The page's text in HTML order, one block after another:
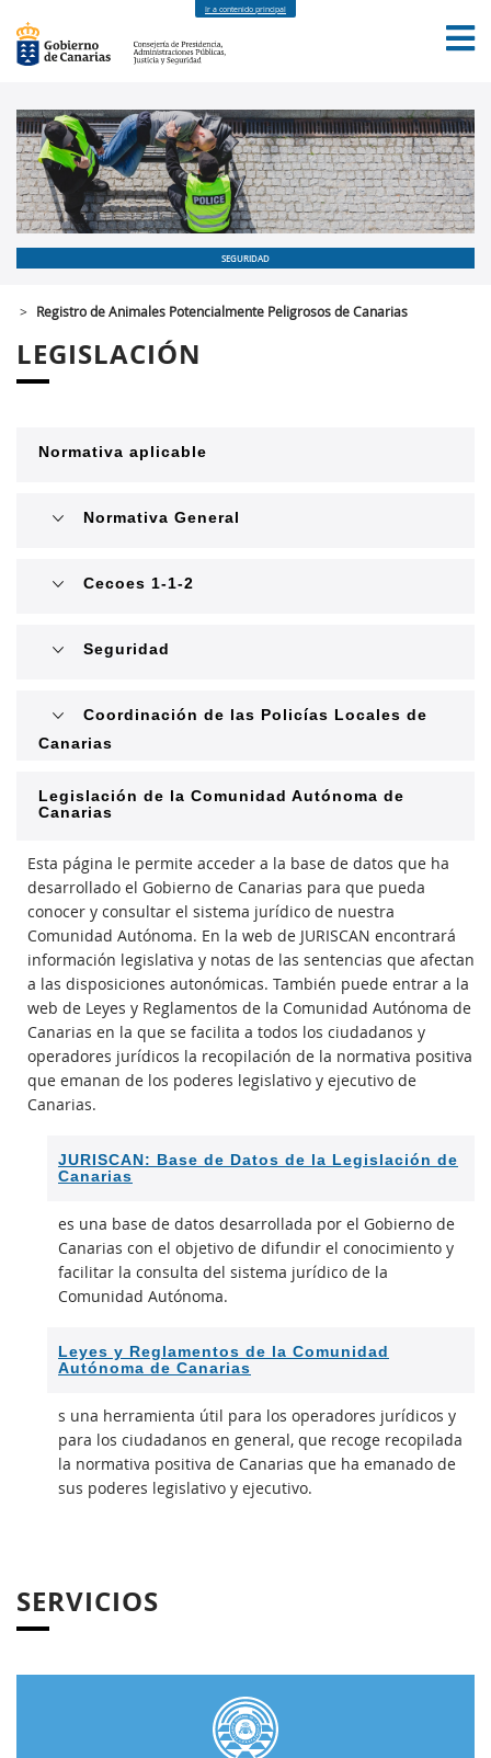
Ir a contenido principal
INICIO FORMACIÓN NOTICIAS
SEGURIDAD
> Registro de Animales Potencialmente Peligrosos de Canarias
LEGISLACIÓN
Normativa aplicable
Normativa General
Cecoes 1-1-2
Seguridad
Coordinación de las Policías Locales de
Canarias
Legislación de la Comunidad Autónoma de
Canarias
Esta página le permite acceder a la base de datos que ha
desarrollado el Gobierno de Canarias para que pueda
conocer y consultar el sistema jurídico de nuestra
Comunidad Autónoma. En la web de JURISCAN encontrará
información legislativa y notas de las sentencias que afectan
a las disposiciones autonómicas. También puede entrar a la
web de Leyes y Reglamentos de la Comunidad Autónoma de
Canarias en la que se facilita a todos los ciudadanos y
operadores jurídicos la recopilación de la normativa positiva
que emanan de los poderes legislativo y ejecutivo de
Canarias.
JURISCAN: Base de Datos de la Legislación de
Canarias
es una base de datos desarrollada por el Gobierno de
Canarias con el objetivo de difundir el conocimiento y
facilitar la consulta del sistema jurídico de la
Comunidad Autónoma.
Leyes y Reglamentos de la Comunidad
Autónoma de Canarias
s una herramienta útil para los operadores jurídicos y
para los ciudadanos en general, que recoge recopilada
la normativa positiva de Canarias que ha emanado de
sus poderes legislativo y ejecutivo.
SERVICIOS